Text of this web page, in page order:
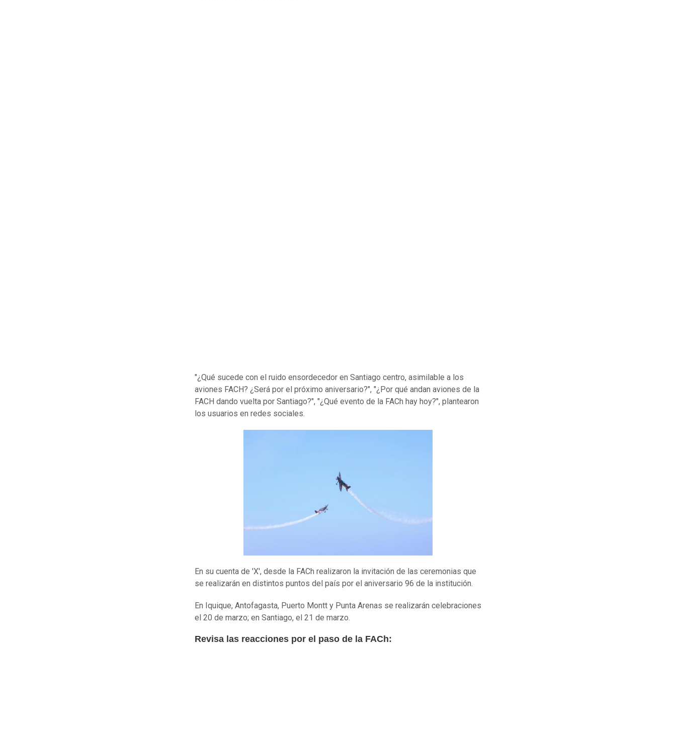
"¿Qué sucede con el ruido ensordecedor en Santiago centro, asimilable a los
aviones FACH? ¿Será por el próximo aniversario?", "¿Por qué andan aviones de la
FACH dando vuelta por Santiago?", "¿Qué evento de la FACh hay hoy?", plantearon
los usuarios en redes sociales.
En su cuenta de 'X', desde la FACh realizaron la invitación de las ceremonias que
se realizarán en distintos puntos del país por el aniversario 96 de la institución.
En Iquique, Antofagasta, Puerto Montt y Punta Arenas se realizarán celebraciones
el 20 de marzo; en Santiago, el 21 de marzo.
Revisa las reacciones por el paso de la FACh: